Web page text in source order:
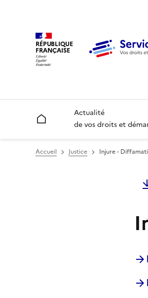
RÉPUBLIQUE
FRANÇAISE
Accueil
Actualité
de vos droits et
Accueil Justice Injure -